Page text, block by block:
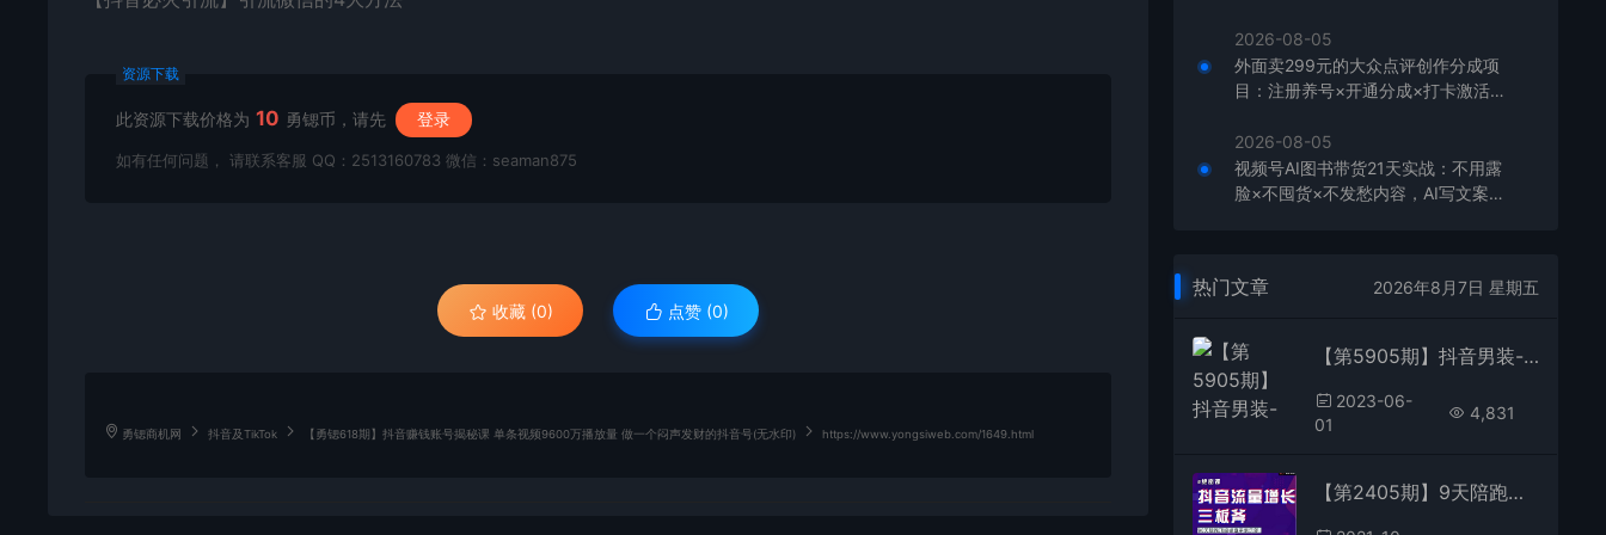
资源下载
此资源下载价格为 10 勇锶币，请先 登录
如有任何问题， 请联系客服 QQ：2513160783 微信：seaman875
收藏 (0) 点赞 (0)
勇锶商机网 抖音及TikTok 【勇锶618期】抖音赚钱账号揭秘课 单条视频9600万播放量 做一个闷声发财的抖音号(无水印) https://www.yongsiweb.com/1649.html
2026-08-05
外面卖299元的大众点评创作分成项
目：注册养号×开通分成×打卡激活×
2026-08-05
视频号AI图书带货21天实战：不用露
脸×不囤货×不发愁内容，AI写文案做
热门文章 2026年8月7日 星期五
【第5905期】抖音男装-混剪打卡营，0基础在家兼职可以做，上手简单
2023-06-
01
4,831
【第2405期】9天陪跑顶级操盘手俱乐部：抖音流量增长三板斧 解决1-100的增长难题